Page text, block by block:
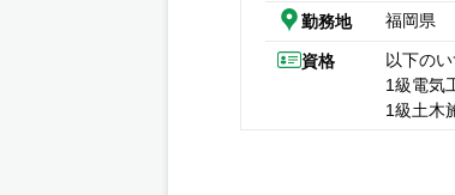
勤務地 福岡県
資格
以下の
1級電気
1級土木